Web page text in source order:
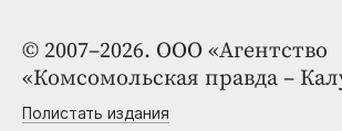
© 2007–2026. ООО «Агентство
«Комсомольская правда –
Полистать издания